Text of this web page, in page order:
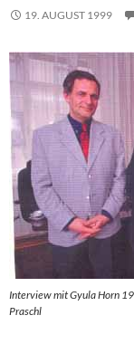
19. AUGUST 1999
Interview mit Gyula Horn
Praschl